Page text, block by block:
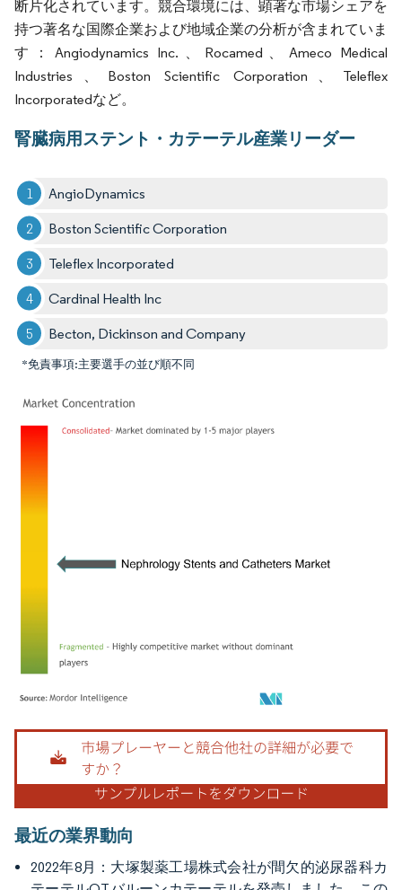
断片化されています。競合環境には、顕著な市場シェアを
持つ著名な国際企業および地域企業の分析が含まれていま
す：Angiodynamics Inc.、Rocamed、Ameco Medical
Industries、Boston Scientific Corporation、Teleflex
Incorporatedなど。
腎臓病用ステント・カテーテル産業リーダー
AngioDynamics
Boston Scientific Corporation
Teleflex Incorporated
Cardinal Health Inc
Becton, Dickinson and Company
*免責事項:主要選手の並び順不同
画像 © Mordor Intelligence。再利用にはCC BY 4.0の表示が必要です。
最近の業界動向
2022年8月：大塚製薬工場株式会社が間欠的泌尿器科カ